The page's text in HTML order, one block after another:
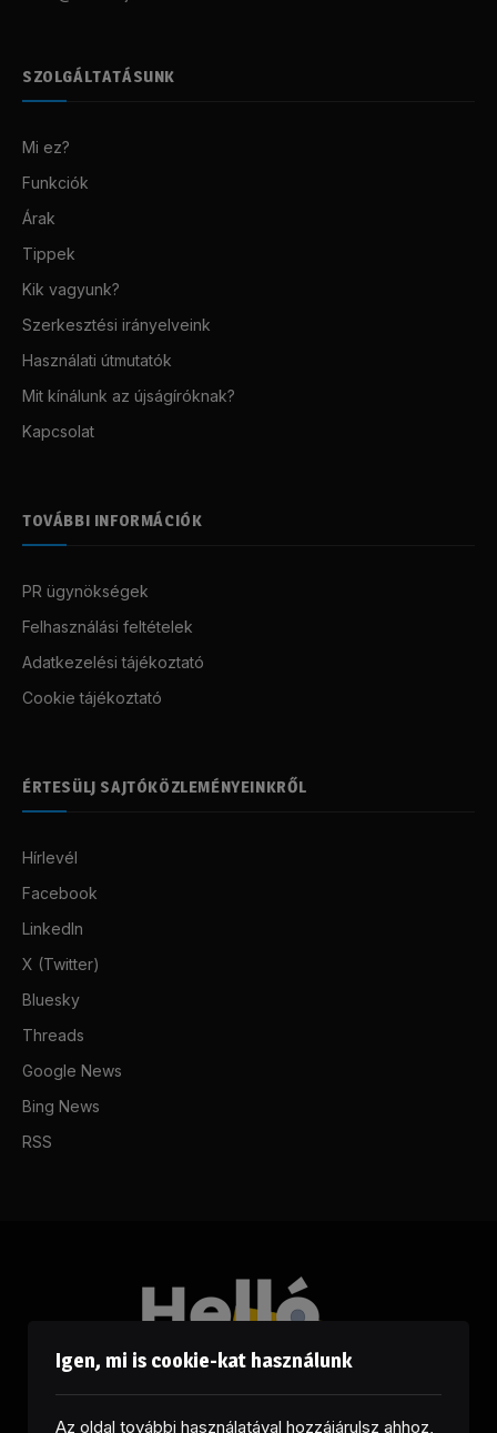
SZOLGÁLTATÁSUNK
Mi ez?
Funkciók
Árak
Tippek
Kik vagyunk?
Szerkesztési irányelveink
Használati útmutatók
Mit kínálunk az újságíróknak?
Kapcsolat
TOVÁBBI INFORMÁCIÓK
PR ügynökségek
Felhasználási feltételek
Adatkezelési tájékoztató
Cookie tájékoztató
ÉRTESÜLJ SAJTÓKÖZLEMÉNYEINKRŐL
Hírlevél
Facebook
LinkedIn
X (Twitter)
Bluesky
Threads
Google News
Bing News
RSS
Igen, mi is cookie-kat használunk
Az oldal további használatával hozzájárulsz ahhoz,